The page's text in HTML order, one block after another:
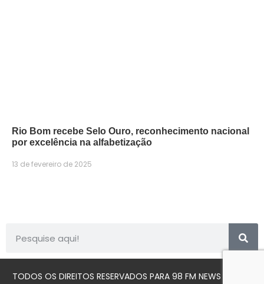
Rio Bom recebe Selo Ouro, reconhecimento nacional
por excelência na alfabetização
13 de fevereiro de 2025
TODOS OS DIREITOS RESERVADOS PARA 98 FM NEWS © 2023